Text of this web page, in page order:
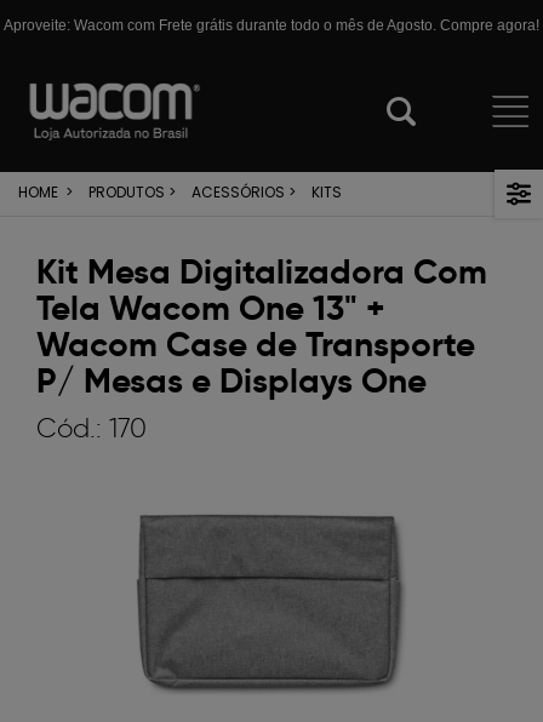
Aproveite: Wacom com Frete grátis durante todo o mês de Agosto. Compre agora!
HOME > PRODUTOS > ACESSÓRIOS > KITS
Kit Mesa Digitalizadora Com
Tela Wacom One 13" +
Wacom Case de Transporte
P/ Mesas e Displays One
Cód.: 170